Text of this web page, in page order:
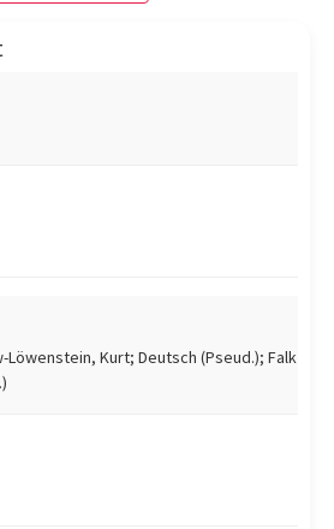
Löwenstein, Kurt; Deutsch (Pseud.); Falk